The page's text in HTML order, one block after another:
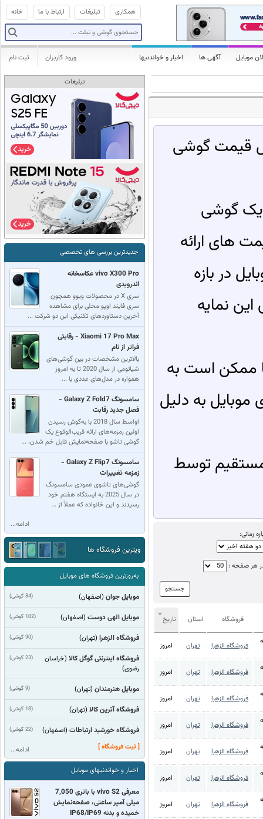
خانه ارتباط با ما تبلیغات همکاری
موبایل آگهی ها اخبار و خواندنیها ثبت نام ورود کاربران
قیمت گوشی
یک گوشی
های ارائه
در بازه
نمایه
ممکن است به
به دلیل
توسط
زمانی:
هر صفحه :
فروشگاه استان تاریخ
فروشگاه الزهرا تهران امروز
فروشگاه الزهرا تهران امروز
فروشگاه الزهرا تهران امروز
فروشگاه الزهرا تهران امروز
فروشگاه الزهرا تهران امروز
فروشگاه الزهرا تهران امروز
فروشگاه الزهرا تهران امروز
تبلیغات
جدیدترین بررسی های تخصصی
vivo X300 Pro عکاسخانه
اندرویدی
سری X در محصولات ویوو همچون
سری فایند اوپو محلی برای مشاهده
آخرین دستاوردهای تکنیکی این دو شرکت ...
Xiaomi 17 Pro Max - رقابتی
فراتر از نام
بالاترین مشخصات در بین گوشی‌های
شیائومی از سال 2020 تا به امروز
همواره در مدل‌های عددی با ...
سامسونگ Galaxy Z Fold7 -
فصل جدید رقابت
اواسط سال 2018 با به‌گوش رسیدن
اولین زمزمه‌های ارائه قریب‌الوقوع یک
گوشی تاشو با صفحه‌نمایش قابل خم شدن، ...
سامسونگ Galaxy Z Flip7 -
زمزمه تغییرات
گوشی‌های تاشوی عمودی سامسونگ
در سال 2025 به ایستگاه هفتم خود
رسید‌‌ند و این خانواده که عملاً از ...
ادامه...
ویترین فروشگاه ها
به‌روزترین فروشگاه های موبایل
(84 گوشی) موبایل جوان (اصفهان)
(102 گوشی) موبایل الهی دوست (اصفهان)
(90 گوشی) فروشگاه الزهرا (تهران)
(23 گوشی) فروشگاه اینترنتی گوگل کالا (خراسان
رضوی)
(9 گوشی) موبایل هنرمندان (تهران)
(18 گوشی) فروشگاه آترین کالا (تهران)
(22 گوشی) فروشگاه خورشید ارتباطات (اصفهان)
[ ثبت فروشگاه ]
ادامه...
اخبار و خواندنیهای موبایل
معرفی vivo S2 با باتری 7,050
میلی آمپر ساعتی، صفحه‌نمایش
خمیده و بدنه IP68/IP69